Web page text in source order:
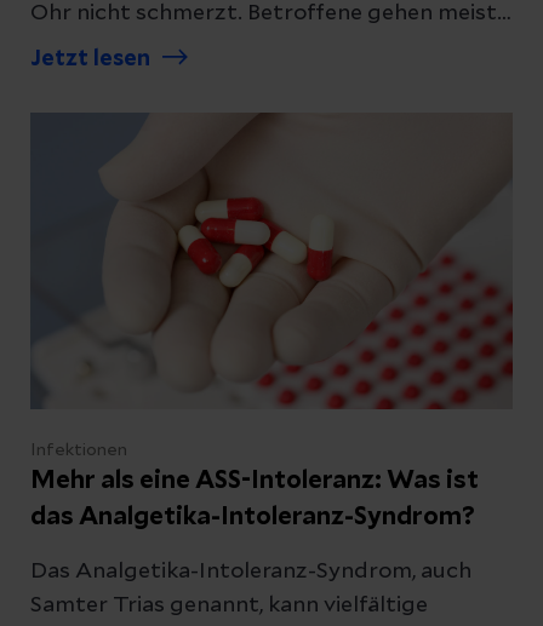
Ohr nicht schmerzt. Betroffene gehen meist
erst zu Hals-Nasen-Ohren-Ärzt:innen, wenn
Flüssigkeit aus dem Ohr läuft.
Jetzt lesen
Infektionen
Mehr als eine ASS-Intoleranz: Was ist
das Analgetika-Intoleranz-Syndrom?
Das Analgetika-Intoleranz-Syndrom, auch
Samter Trias genannt, kann vielfältige